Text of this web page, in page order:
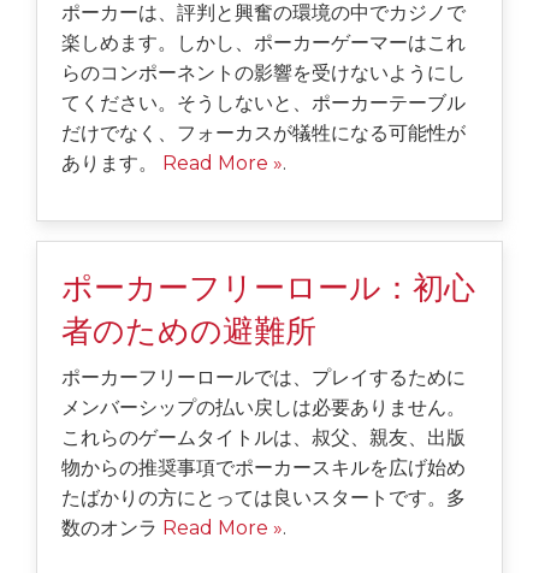
ポーカーは、評判と興奮の環境の中でカジノで
楽しめます。しかし、ポーカーゲーマーはこれ
らのコンポーネントの影響を受けないようにし
てください。そうしないと、ポーカーテーブル
だけでなく、フォーカスが犠牲になる可能性が
あります。 Read More ».
ポーカーフリーロール：初心
者のための避難所
ポーカーフリーロールでは、プレイするために
メンバーシップの払い戻しは必要ありません。
これらのゲームタイトルは、叔父、親友、出版
物からの推奨事項でポーカースキルを広げ始め
たばかりの方にとっては良いスタートです。多
数のオンラ Read More ».